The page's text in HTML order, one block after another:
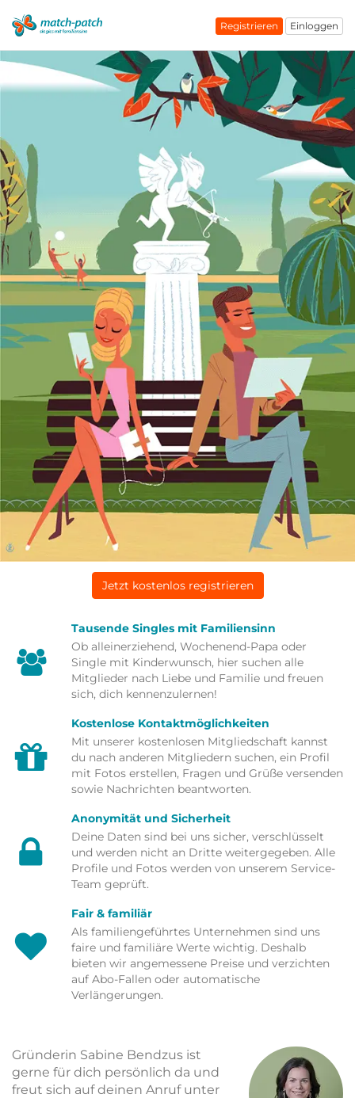
Registrieren Einloggen
Jetzt kostenlos registrieren
Tausende Singles mit Familiensinn
Ob alleinerziehend, Wochenend-Papa oder
Single mit Kinderwunsch, hier suchen alle
Mitglieder nach Liebe und Familie und freuen
sich, dich kennenzulernen!
Kostenlose Kontaktmöglichkeiten
Mit unserer kostenlosen Mitgliedschaft kannst
du nach anderen Mitgliedern suchen, ein Profil
mit Fotos erstellen, Fragen und Grüße versenden
sowie Nachrichten beantworten.
Anonymität und Sicherheit
Deine Daten sind bei uns sicher, verschlüsselt
und werden nicht an Dritte weitergegeben. Alle
Profile und Fotos werden von unserem Service-
Team geprüft.
Fair & familiär
Als familiengeführtes Unternehmen sind uns
faire und familiäre Werte wichtig. Deshalb
bieten wir angemessene Preise und verzichten
auf Abo-Fallen oder automatische
Verlängerungen.
Gründerin Sabine Bendzus ist
gerne für dich persönlich da und
freut sich auf deinen Anruf unter